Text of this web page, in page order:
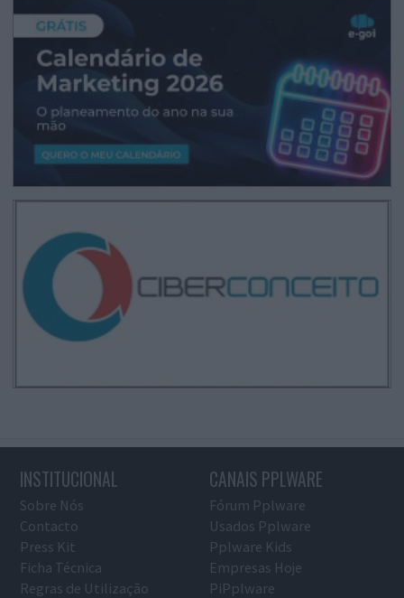
INSTITUCIONAL
Sobre Nós
Contacto
Press Kit
Ficha Técnica
Regras de Utilização
CANAIS PPLWARE
Fórum Pplware
Usados Pplware
Pplware Kids
Empresas Hoje
PiPplware